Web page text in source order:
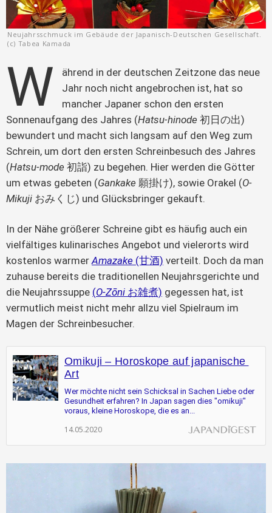
Neujahrsschmuck im Gebäude der Japanisch-Deutschen Gesellschaft.
(c) Tabea Kamada
W
ährend in der deutschen Zeitzone das neue
Jahr noch nicht angebrochen ist, hat so
mancher Japaner schon den ersten
Sonnenaufgang des Jahres (Hatsu-hinode 初日の出)
bewundert und macht sich langsam auf den Weg zum
Schrein, um dort den ersten Schreinbesuch des Jahres
(Hatsu-mode 初詣) zu begehen. Hier werden die Götter
um etwas gebeten (Gankake 願掛け), sowie Orakel (O-
Mikuji おみくじ) und Glücksbringer gekauft.
In der Nähe größerer Schreine gibt es häufig auch ein
vielfältiges kulinarisches Angebot und vielerorts wird
kostenlos warmer Amazake (甘酒) verteilt. Doch da man
zuhause bereits die traditionellen Neujahrsgerichte und
die Neujahrssuppe (O-Zōni お雑煮) gegessen hat, ist
vermutlich meist nicht mehr allzu viel Spielraum im
Magen der Schreinbesucher.
Omikuji – Horoskope auf japanische
Art
Wer möchte nicht sein Schicksal in Sachen Liebe oder
Gesundheit erfahren? In Japan sagen dies "omikuji"
voraus, kleine Horoskope, die es an...
14.05.2020